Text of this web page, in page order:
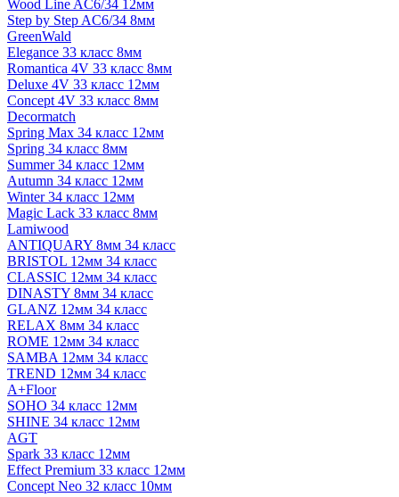
Wood Line AC6/34 12мм
Step by Step AC6/34 8мм
GreenWald
Elegance 33 класс 8мм
Romantica 4V 33 класс 8мм
Deluxe 4V 33 класс 12мм
Concept 4V 33 класс 8мм
Decormatch
Spring Max 34 класс 12мм
Spring 34 класс 8мм
Summer 34 класс 12мм
Autumn 34 класс 12мм
Winter 34 класс 12мм
Magic Lack 33 класс 8мм
Lamiwood
ANTIQUARY 8мм 34 класс
BRISTOL 12мм 34 класс
CLASSIC 12мм 34 класс
DINASTY 8мм 34 класс
GLANZ 12мм 34 класс
RELAX 8мм 34 класс
ROME 12мм 34 класс
SAMBA 12мм 34 класс
TREND 12мм 34 класс
A+Floor
SOHO 34 класс 12мм
SHINE 34 класс 12мм
AGT
Spark 33 класс 12мм
Effect Premium 33 класс 12мм
Concept Neo 32 класс 10мм